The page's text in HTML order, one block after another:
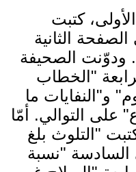
كتبت
الثانية
ودوّنت الصحيفة
"الخطاب
و"النفايات ما
التوالي. أمّا
"التلوث بلغ
"نسبة